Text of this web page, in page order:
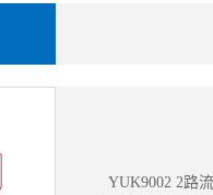
YUK9002 2路